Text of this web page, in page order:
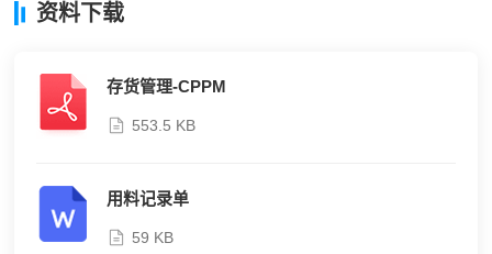
资料下载
存货管理-CPPM
553.5 KB
用料记录单
59 KB